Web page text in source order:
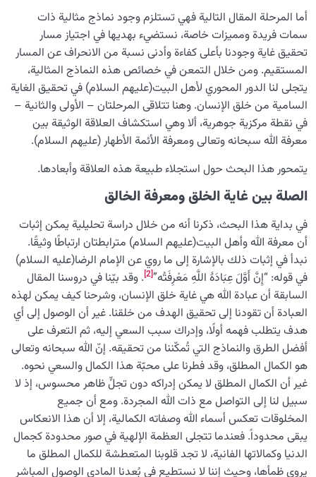
القضاء والقدر والاختيار 0/13
الابتلاء والامتحان في مسيرة الحياة 0/26
الشيطان… العدوّ المبين 0/14
الأمراض الخفية للروح
معرفة الجنة والنار 0/22
من الخيال إلى سلامة القلب
الإنسان محور الخلق 0/9
رؤية عالم الغيب 0/9
أما المرحلة المقال التالية فهي تستلزم وجود نماذج مثالية ذات
سمات فريدة ومميزات خاصة، نستضيء بهديها في اجتياز مسار
تحقيق غاية وجودنا بأعلى كفاءة وأدنى نسبة من الانحراف عن المسار
المستقيم. ومن خلال التمعن في خصائص هذه النماذج المثالية،
يتجلى لنا الدور المحوري لأهل البيت(عليهم السلام) في تحقيق الغاية
السامية من خلق الإنسان. وهنا تتلاقى المرحلتان – الأولى والثانية –
في نقطة مركزية جوهرية، ألا وهي استكشاف العلاقة الوثيقة بين
معرفة الله سبحانه وتعالى ومعرفة الأئمة الأطهار (عليهم السلام).
يتمحور هذا البحث حول استجلاء طبيعة هذه العلاقة وأبعادها.
الصلة بين غاية الخلق ومعرفة الخالق
في بداية هذا البحث، ذكرنا أنه من خلال دراسة تحليلية يمكن إثبات
أن معرفة الله وأهل البيت(عليهم السلام) مترابطتان ارتباطًا وثيقًا.
نبدأ في إثبات ذلك بالإشارة إلى ما روي عن الإمام الرضا(عليه السلام)
في قوله: “إِنَّ أَوَّلَ عِبَادَۀ اللَّهِ مَعْرِفَتُه”[2]
. وقد بيّنا في دروسنا المقال
السابقة أن عبادة الله هي غاية خلق الإنسان، وشرحنا كيف يمكن لهذه
العبادة أن تقودنا إلى تحقيق الهدف من خلقنا. غير أن الوصول إلى أي
هدف يتطلب فهمه أولًا، وإدراك سبب السعي إليه، ثم التعرف على
أفضل الطرق والنماذج التي تُمكّننا من تحقيقه. إنّ الله سبحانه وتعالى
هو الكمال المطلق، وقد فطرنا على محبّة هذا الكمال والسعي نحوه.
غير أن الكمال المطلق لا يمكن إدراكه دون تجلٍّ ظاهر محسوس، إذ لا
سبيل لنا إلى التواصل مع ذات الله المجردة. ومع أن جميع
المخلوقات تعكس أسماء الله وصفاته الكمالية، إلا أن هذا الانعكاس
يبقى محدوداً. فعندما تتجلى العظمة الإلهية في صور محدودة كجمال
الدنيا وكمالاتها الفانية، لا تجد قلوبنا المتعطشة للكمال المطلق ما
يروي ظمأها، وحيث إننا لا نستطيع في بُعدنا المادي الوصول المباشر